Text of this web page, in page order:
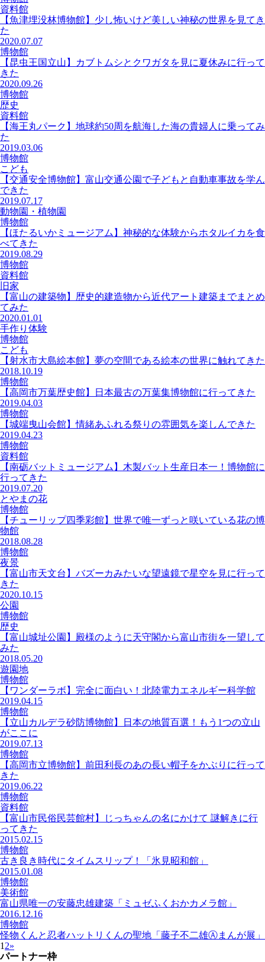
資料館
【魚津埋没林博物館】少し怖いけど美しい神秘の世界を見てき
た
2020.07.07
博物館
【昆虫王国立山】カブトムシとクワガタを見に夏休みに行って
きた
2020.09.26
博物館
歴史
資料館
【海王丸パーク】地球約50周を航海した海の貴婦人に乗ってみ
た
2019.03.06
博物館
こども
【交通安全博物館】富山交通公園で子どもと自動車事故を学ん
できた
2019.07.17
動物園・植物園
博物館
【ほたるいかミュージアム】神秘的な体験からホタルイカを食
べてきた
2019.08.29
博物館
資料館
旧家
【富山の建築物】歴史的建造物から近代アート建築までまとめ
てみた
2020.01.01
手作り体験
博物館
こども
【射水市大島絵本館】夢の空間である絵本の世界に触れてきた
2018.10.19
博物館
【高岡市万葉歴史館】日本最古の万葉集博物館に行ってきた
2019.04.03
博物館
【城端曳山会館】情緒あふれる祭りの雰囲気を楽しんできた
2019.04.23
博物館
資料館
【南砺バットミュージアム】木製バット生産日本一！博物館に
行ってきた
2019.07.20
とやまの花
博物館
【チューリップ四季彩館】世界で唯一ずっと咲いている花の博
物館
2018.08.28
博物館
夜景
【富山市天文台】バズーカみたいな望遠鏡で星空を見に行って
きた
2020.10.15
公園
博物館
歴史
【富山城址公園】殿様のように天守閣から富山市街を一望して
みた
2018.05.20
遊園地
博物館
【ワンダーラボ】完全に面白い！北陸電力エネルギー科学館
2019.04.15
博物館
【立山カルデラ砂防博物館】日本の地質百選！もう1つの立山
がここに
2019.07.13
博物館
【高岡市立博物館】前田利長のあの長い帽子をかぶりに行って
きた
2019.06.22
博物館
資料館
【富山市民俗民芸館村】じっちゃんの名にかけて 謎解きに行
ってきた
2015.02.15
博物館
古き良き時代にタイムスリップ！「氷見昭和館」
2015.01.08
博物館
美術館
富山県唯一の安藤忠雄建築「ミュゼふくおかカメラ館」
2016.12.16
博物館
怪物くんと忍者ハットリくんの聖地「藤子不二雄Ⓐまんが展」
1 2»
パートナー枠